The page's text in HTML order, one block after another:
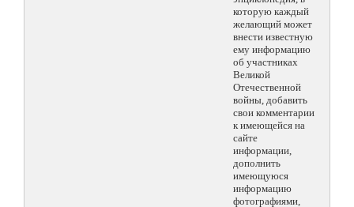
которую каждый
желающий может
внести известную
ему информацию
об участниках
Великой
Отечественной
войны, добавить
свои комментарии
к имеющейся на
сайте
информации,
дополнить
имеющуюся
информацию
фотографиями,